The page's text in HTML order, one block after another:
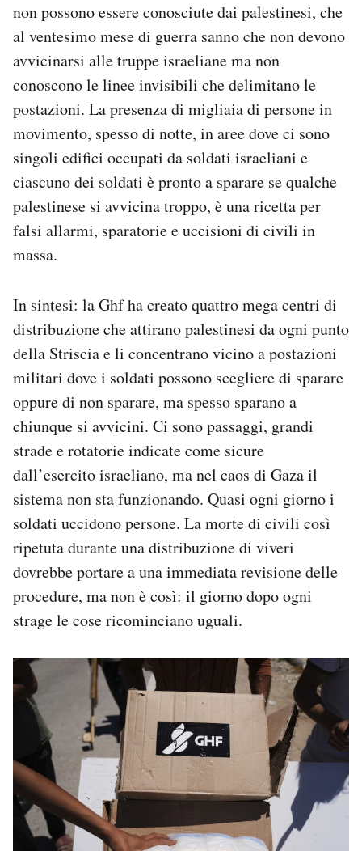
non possono essere conosciute dai palestinesi, che
al ventesimo mese di guerra sanno che non devono
avvicinarsi alle truppe israeliane ma non
conoscono le linee invisibili che delimitano le
postazioni. La presenza di migliaia di persone in
movimento, spesso di notte, in aree dove ci sono
singoli edifici occupati da soldati israeliani e
ciascuno dei soldati è pronto a sparare se qualche
palestinese si avvicina troppo, è una ricetta per
falsi allarmi, sparatorie e uccisioni di civili in
massa.
In sintesi: la Ghf ha creato quattro mega centri di
distribuzione che attirano palestinesi da ogni punto
della Striscia e li concentrano vicino a postazioni
militari dove i soldati possono scegliere di sparare
oppure di non sparare, ma spesso sparano a
chiunque si avvicini. Ci sono passaggi, grandi
strade e rotatorie indicate come sicure
dall’esercito israeliano, ma nel caos di Gaza il
sistema non sta funzionando. Quasi ogni giorno i
soldati uccidono persone. La morte di civili così
ripetuta durante una distribuzione di viveri
dovrebbe portare a una immediata revisione delle
procedure, ma non è così: il giorno dopo ogni
strage le cose ricominciano uguali.